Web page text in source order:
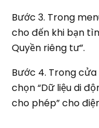
Bước 3. Trong
cho đến khi bạn
Quyền riêng tư”.
Bước 4. Trong
chọn “Dữ liệu di
cho phép” cho